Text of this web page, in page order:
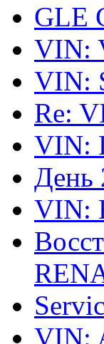
GLE
VIN:
VIN:
Re:
VIN:
День
VIN:
VIN: